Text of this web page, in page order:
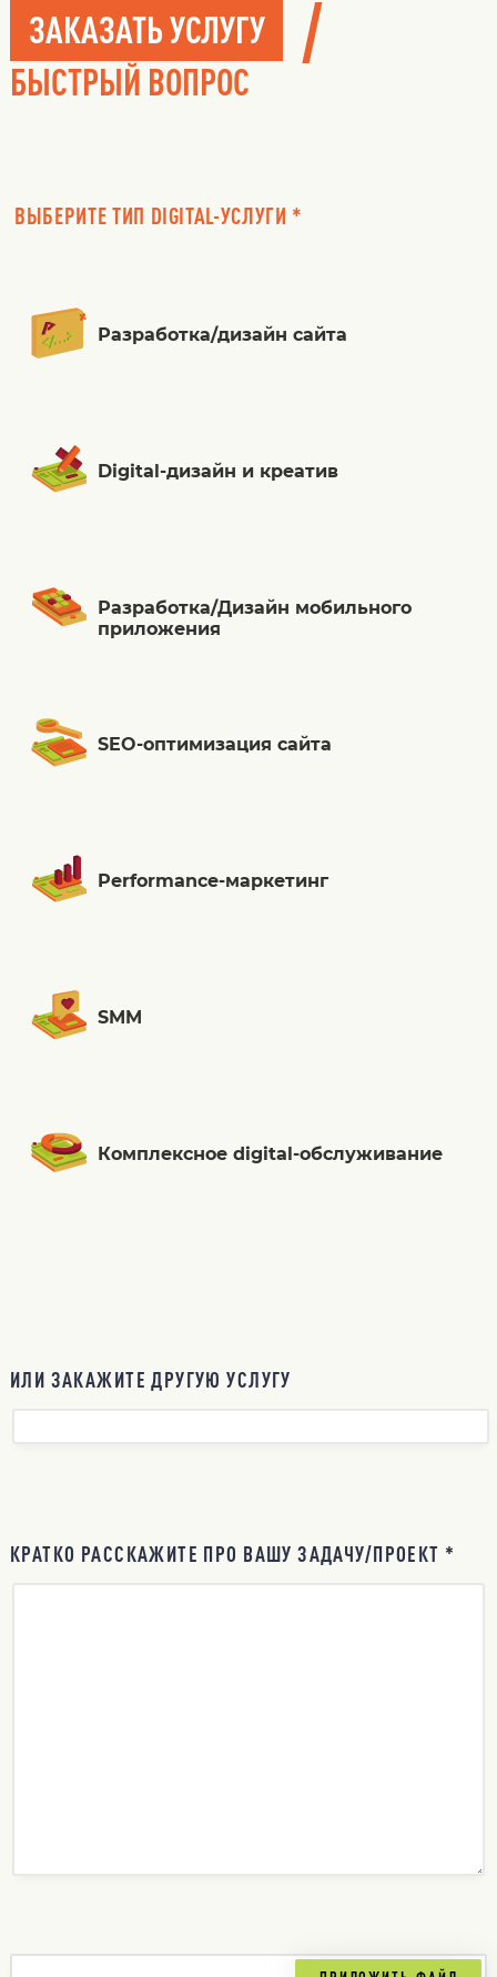
ЗАКАЗАТЬ УСЛУГУ /
БЫСТРЫЙ ВОПРОС
ВЫБЕРИТЕ ТИП DIGITAL-УСЛУГИ *
Разработка/дизайн сайта
Digital-дизайн и креатив
Разработка/Дизайн мобильного
приложения
SEO-оптимизация сайта
Performance-маркетинг
SMM
Комплексное digital-обслуживание
ИЛИ ЗАКАЖИТЕ ДРУГУЮ УСЛУГУ
КРАТКО РАССКАЖИТЕ ПРО ВАШУ ЗАДАЧУ/ПРОЕКТ *